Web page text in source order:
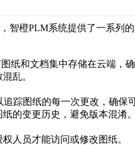
智橙PLM系统提供了一系列的
纸和文档集中存储在云端，
乱。
踪图纸的每一次更改，确保
的变更历史，避免版本混淆。
人员才能访问或修改图纸。